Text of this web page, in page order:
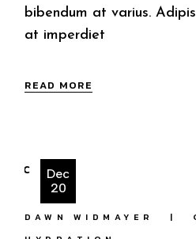
bibendum at varius.
at imperdiet
READ MORE
Dec
20
DAWN WIDMAYER